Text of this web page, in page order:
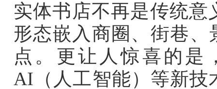
实体书店不再是传统
形态嵌入商圈、街巷、
点。更让人惊喜的是
AI（人工智能）等新技